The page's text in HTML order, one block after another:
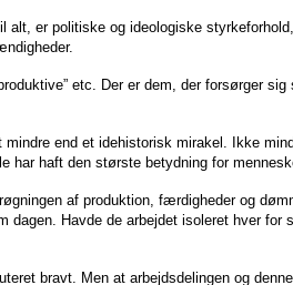
er politiske og ideologiske
etc. Der er dem, der forsørger
end et idehistorisk mirakel. Ikke
har haft den største betydning for
af produktion, færdigheder og
Havde de arbejdet isoleret hver
bravt. Men at arbejdsdelingen og